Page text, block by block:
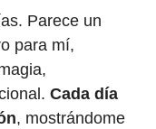
Parece un
para mí,
Cada día
, mostrándome